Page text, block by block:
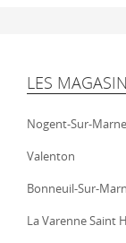
LES
Nogent-Sur-Marne
Valenton
Bonneuil-Sur-
La Varenne Saint